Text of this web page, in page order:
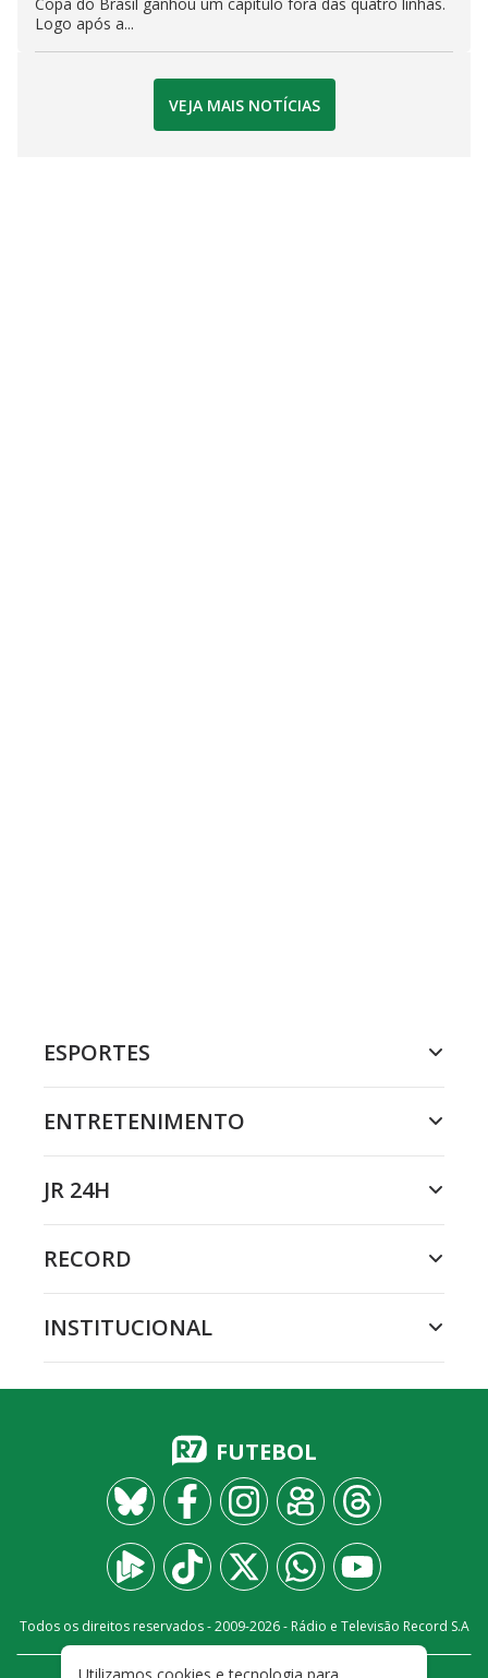
Logo após a...
VEJA MAIS NOTÍCIAS
ESPORTES
ENTRETENIMENTO
JR 24H
RECORD
INSTITUCIONAL
FUTEBOL
Todos os direitos reservados - 2009-2026- Rádio e Televisão Record S.A